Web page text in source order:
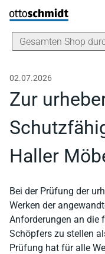
Direkt zum Inhalt
02.07.2026
Zur
Haller
Bei der Prüfung der
Werken der
Anforderungen an die
Schöpfers zu stellen
Prüfung hat für alle